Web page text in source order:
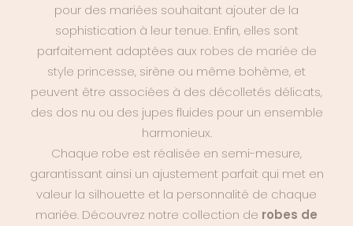
pour des mariées souhaitant ajouter de la
sophistication à leur tenue. Enfin, elles sont
parfaitement adaptées aux robes de mariée de
style princesse, sirène ou même bohème, et
peuvent être associées à des décolletés délicats,
des dos nu ou des jupes fluides pour un ensemble
harmonieux.
Chaque robe est réalisée en semi-mesure,
garantissant ainsi un ajustement parfait qui met en
valeur la silhouette et la personnalité de chaque
mariée. Découvrez notre collection de robes de